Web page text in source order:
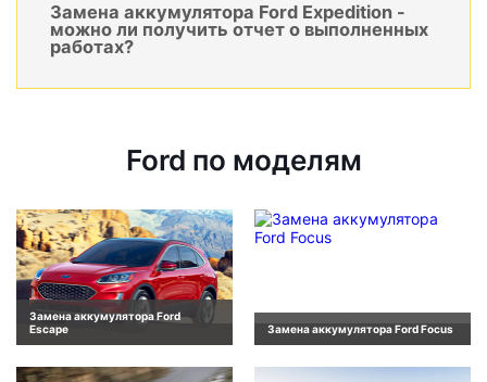
Замена аккумулятора Ford Expedition -
можно ли получить отчет о выполненных
работах?
Ford по моделям
Замена аккумулятора Ford
Escape
Замена аккумулятора Ford Focus